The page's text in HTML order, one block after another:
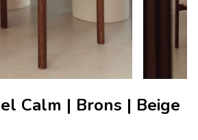
Calm | Brons | Beige